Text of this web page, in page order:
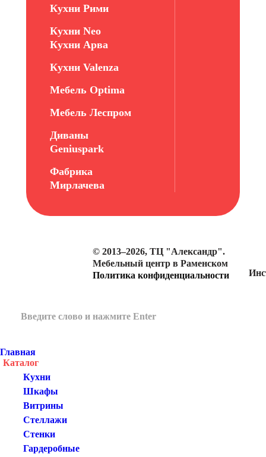
Кухни Рими
Кухни Neo
Кухни Арва
Кухни Valenza
Мебель Optima
Мебель Леспром
Диваны
Geniuspark
Фабрика
Мирлачева
© 2013–2026, ТЦ "Александр".
Мебельный центр в Раменском
Политика конфиденциальности
Главная
Каталог
Кухни
Шкафы
Витрины
Стеллажи
Стенки
Гардеробные